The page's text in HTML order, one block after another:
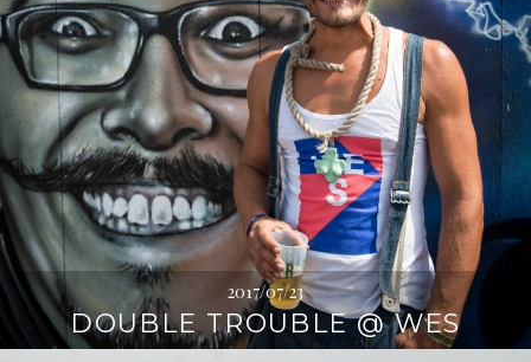
2017/07/23
DOUBLE TROUBLE @ WES